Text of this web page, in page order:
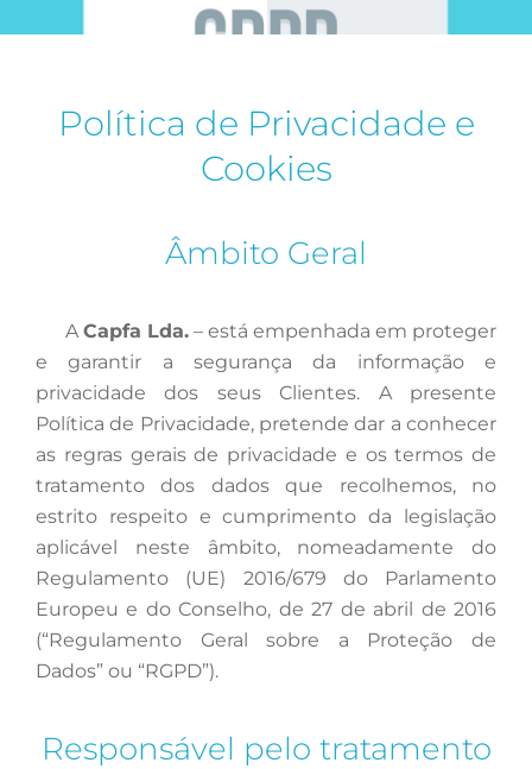
Política de Privacidade e
Cookies
Âmbito Geral
A Capfa Lda. – está empenhada em proteger
e garantir a segurança da informação e
privacidade dos seus Clientes. A presente
Política de Privacidade, pretende dar a conhecer
as regras gerais de privacidade e os termos de
tratamento dos dados que recolhemos, no
estrito respeito e cumprimento da legislação
aplicável neste âmbito, nomeadamente do
Regulamento (UE) 2016/679 do Parlamento
Europeu e do Conselho, de 27 de abril de 2016
(“Regulamento Geral sobre a Proteção de
Dados” ou “RGPD”).
Responsável pelo tratamento